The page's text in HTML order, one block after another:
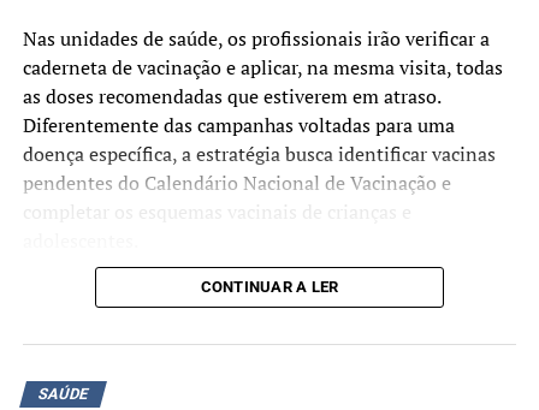
Nas unidades de saúde, os profissionais irão verificar a
caderneta de vacinação e aplicar, na mesma visita, todas
as doses recomendadas que estiverem em atraso.
Diferentemente das campanhas voltadas para uma
doença específica, a estratégia busca identificar vacinas
pendentes do Calendário Nacional de Vacinação e
completar os esquemas vacinais de crianças e
Segundo o Ministério da Saúde, a mobilização tem como
acesso às vacinas oferecidas gratuitamente pelo Sistema
Único de Saúde (SUS). A atualização da caderneta
CONTINUAR A LER
SAÚDE